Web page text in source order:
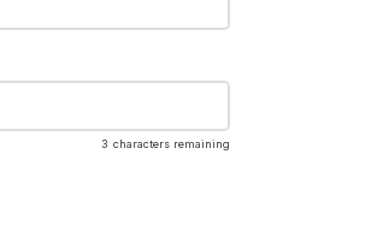
3 characters remaining